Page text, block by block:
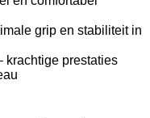
grip en stabiliteit in
prestaties